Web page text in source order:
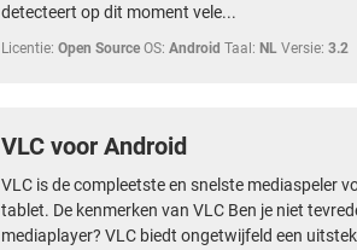
detecteert op dit moment vele...
Licentie: Open Source OS: Android Taal: NL Versie: 3.2
VLC voor Android
VLC is de compleetste en snelste mediaspeler
tablet. De kenmerken van VLC Ben je niet
mediaplayer? VLC biedt ongetwijfeld een